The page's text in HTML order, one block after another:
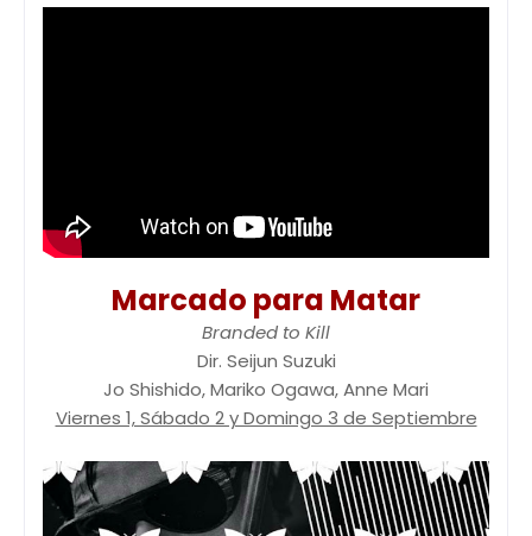
Marcado para Matar
Branded to Kill
Dir. Seijun Suzuki
Jo Shishido, Mariko Ogawa, Anne Mari
Viernes 1, Sábado 2 y Domingo 3 de Septiembre